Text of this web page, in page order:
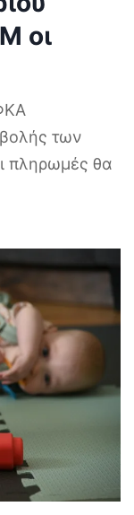
οι
των
πληρωμές θα